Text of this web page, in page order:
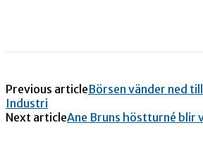
Previous articleBörsen vänder ned
Industri
Next articleAne Bruns höstturné blir